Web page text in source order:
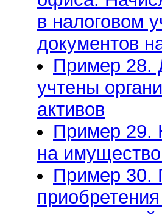
в налоговом
документов
Пример 28.
учтены
активов
Пример 29.
на
Пример 30.